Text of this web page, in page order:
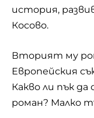
история,
Косово.
Вторият му
Европейския
Какво ли пък
роман? Малко